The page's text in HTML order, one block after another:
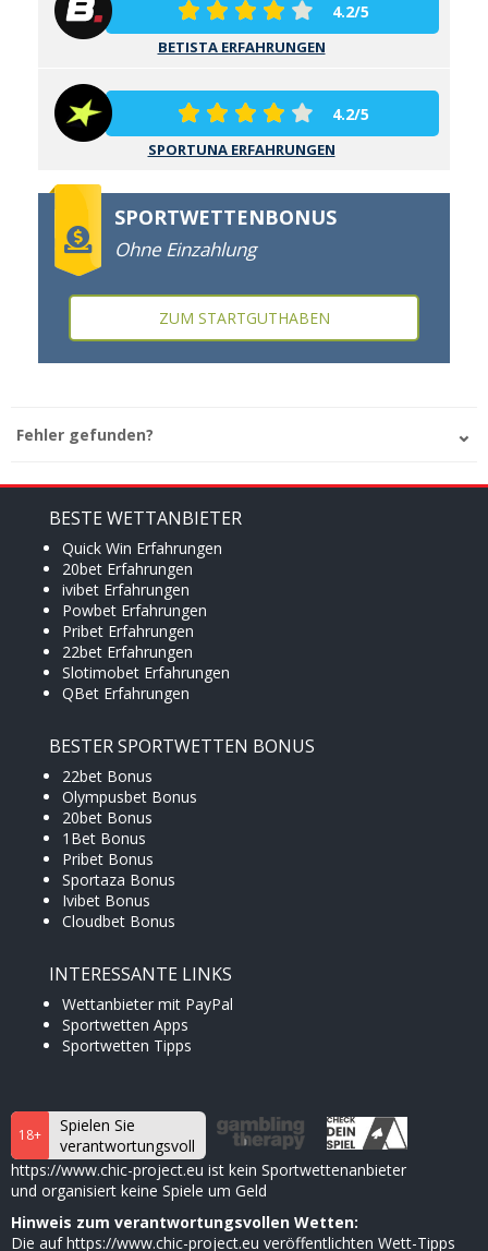
4.2/5
BETISTA ERFAHRUNGEN
4.2/5
SPORTUNA ERFAHRUNGEN
SPORTWETTENBONUS
Ohne Einzahlung
ZUM STARTGUTHABEN
Fehler gefunden?
BESTE WETTANBIETER
Quick Win Erfahrungen
20bet Erfahrungen
ivibet Erfahrungen
Powbet Erfahrungen
Pribet Erfahrungen
22bet Erfahrungen
Slotimobet Erfahrungen
QBet Erfahrungen
BESTER SPORTWETTEN BONUS
22bet Bonus
Olympusbet Bonus
20bet Bonus
1Bet Bonus
Pribet Bonus
Sportaza Bonus
Ivibet Bonus
Cloudbet Bonus
INTERESSANTE LINKS
Wettanbieter mit PayPal
Sportwetten Apps
Sportwetten Tipps
18+
Spielen Sie
verantwortungsvoll
https://www.chic-project.eu ist kein Sportwettenanbieter
und organisiert keine Spiele um Geld
Hinweis zum verantwortungsvollen Wetten:
Die auf https://www.chic-project.eu veröffentlichten Wett-Tipps